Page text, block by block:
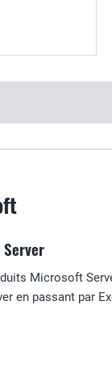
Microsoft
en passant par